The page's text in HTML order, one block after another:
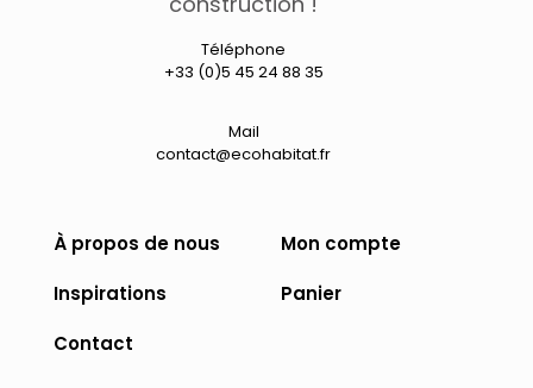
Téléphone
+33 (0)5 45 24 88 35
Mail
contact@ecohabitat.fr
À propos de nous
Inspirations
Contact
Mon compte
Panier